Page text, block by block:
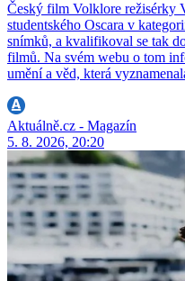
Český film Volklore režisérky
studentského Oscara v
snímků, a kvalifikoval se tak
filmů. Na svém webu o tom
umění a věd, která
Aktuálně.cz - Magazín
5. 8. 2026, 20:20